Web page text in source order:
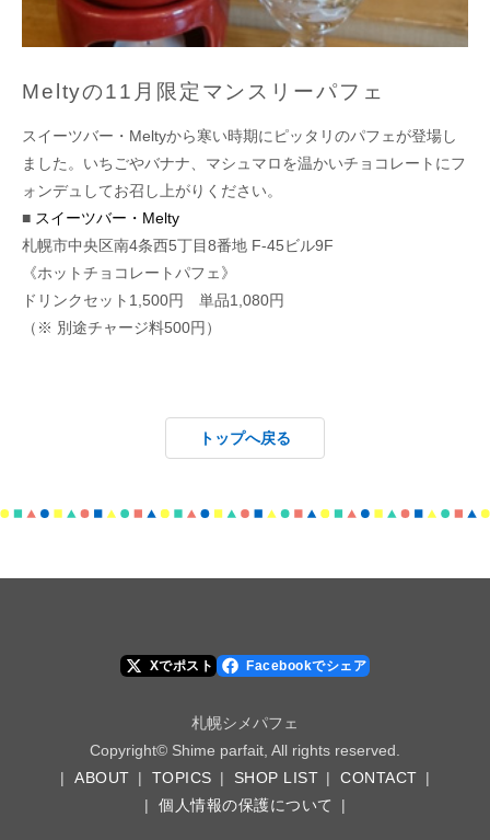
Meltyの11月限定マンスリーパフェ
スイーツバー・Meltyから寒い時期にピッタリのパフェが登場し
ました。いちごやバナナ、マシュマロを温かいチョコレートにフ
ォンデュしてお召し上がりください。
■ スイーツバー・Melty
札幌市中央区南4条西5丁目8番地 F-45ビル9F
《ホットチョコレートパフェ》
ドリンクセット1,500円 単品1,080円
（※ 別途チャージ料500円）
トップへ戻る
Xでポスト Facebookでシェア
札幌シメパフェ
Copyright© Shime parfait, All rights reserved.
|
ABOUT | TOPICS | SHOP LIST | CONTACT |
|
個人情報の保護について |